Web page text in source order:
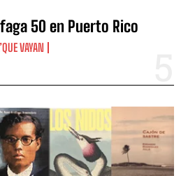
50 en Puerto Rico
VAYAN